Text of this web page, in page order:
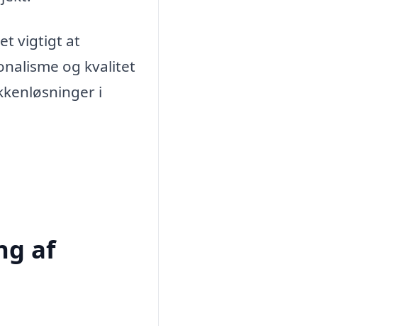
vigtigt at
og kvalitet
i
af